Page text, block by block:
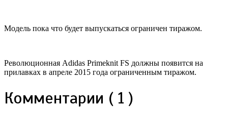
Модель пока что будет выпускаться ограничен тиражом.
Революционная Adidas Primeknit FS должны появится на
прилавках в апреле 2015 года ограниченным тиражом.
Комментарии ( 1 )